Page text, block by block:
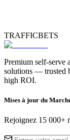
TRAFFICBETS
Premium self-serve
solutions — trusted
high ROI.
Mises à jour du
Rejoignez 15 000+